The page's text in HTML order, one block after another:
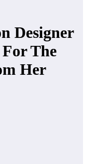
Designer
The
Her